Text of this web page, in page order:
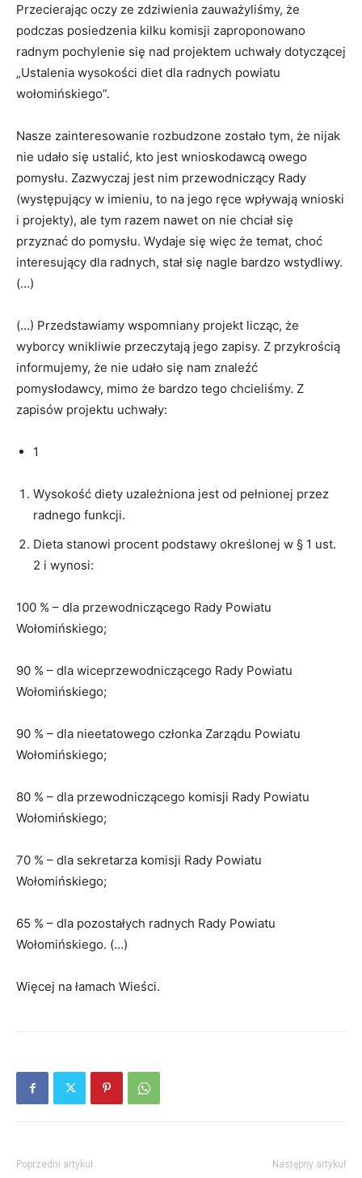
Przecierając oczy ze zdziwienia zauważyliśmy, że
podczas posiedzenia kilku komisji zaproponowano
radnym pochylenie się nad projektem uchwały dotyczącej
„Ustalenia wysokości diet dla radnych powiatu
wołomińskiego”.
Nasze zainteresowanie rozbudzone zostało tym, że nijak
nie udało się ustalić, kto jest wnioskodawcą owego
pomysłu. Zazwyczaj jest nim przewodniczący Rady
(występujący w imieniu, to na jego ręce wpływają wnioski
i projekty), ale tym razem nawet on nie chciał się
przyznać do pomysłu. Wydaje się więc że temat, choć
interesujący dla radnych, stał się nagle bardzo wstydliwy.
(…)
(…) Przedstawiamy wspomniany projekt licząc, że
wyborcy wnikliwie przeczytają jego zapisy. Z przykrością
informujemy, że nie udało się nam znaleźć
pomysłodawcy, mimo że bardzo tego chcieliśmy. Z
zapisów projektu uchwały:
1
Wysokość diety uzależniona jest od pełnionej przez
radnego funkcji.
Dieta stanowi procent podstawy określonej w § 1 ust.
2 i wynosi:
100 % – dla przewodniczącego Rady Powiatu
Wołomińskiego;
90 % – dla wiceprzewodniczącego Rady Powiatu
Wołomińskiego;
90 % – dla nieetatowego członka Zarządu Powiatu
Wołomińskiego;
80 % – dla przewodniczącego komisji Rady Powiatu
Wołomińskiego;
70 % – dla sekretarza komisji Rady Powiatu
Wołomińskiego;
65 % – dla pozostałych radnych Rady Powiatu
Wołomińskiego. (…)
Więcej na łamach Wieści.
Poprzedni artykuł Następny artykuł